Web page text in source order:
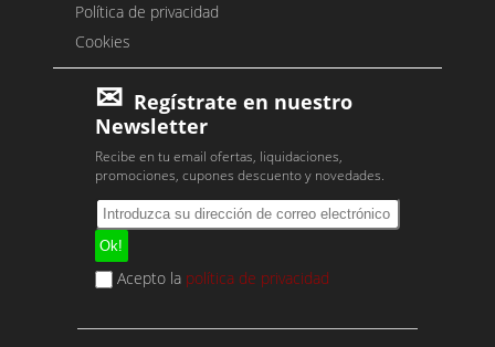
Política de privacidad
Cookies
Regístrate en nuestro
Newsletter
Recibe en tu email ofertas, liquidaciones,
promociones, cupones descuento y novedades.
Acepto la política de privacidad